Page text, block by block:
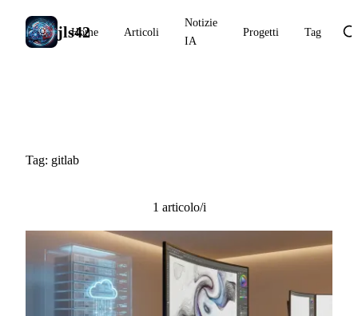
jls42
Home Articoli
Notizie
IA
Progetti Tag
Tag: gitlab
1 articolo/i